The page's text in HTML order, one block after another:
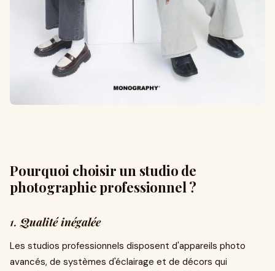
Pourquoi choisir un studio de
photographie professionnel ?
1.Qualité inégalée
Les studios professionnels disposent d'appareils photo
avancés, de systèmes d'éclairage et de décors qui